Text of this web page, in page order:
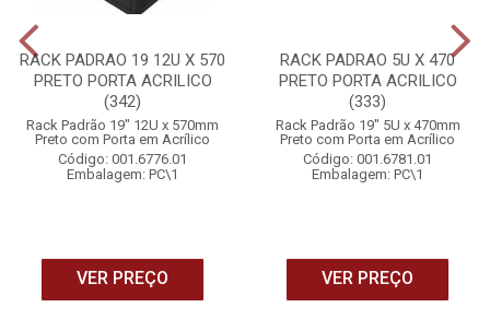
RACK PADRAO 19 12U X 570
PRETO PORTA ACRILICO
(342)
Rack Padrão 19" 12U x 570mm
Preto com Porta em Acrílico
Código: 001.6776.01
Embalagem: PC\1
VER PREÇO
RACK PADRAO 5U X 470
PRETO PORTA ACRILICO
(333)
Rack Padrão 19" 5U x 470mm
Preto com Porta em Acrílico
Código: 001.6781.01
Embalagem: PC\1
VER PREÇO